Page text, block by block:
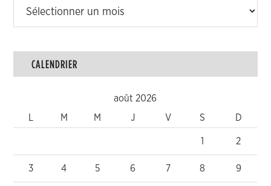
CALENDRIER
août 2026
M M J V S D
1 2
3 4 5 6 7 8 9